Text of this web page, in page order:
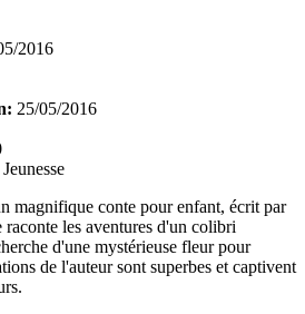
2016
25/05/2016
magnifique conte pour enfant, écrit par
les aventures d'un colibri
d'une mystérieuse fleur pour
de l'auteur sont superbes et captivent